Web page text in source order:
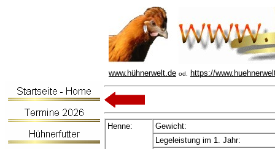
www.hühnerwelt.de od. https://
Henne:
Gewicht:
Legeleistung im 1. Jahr: